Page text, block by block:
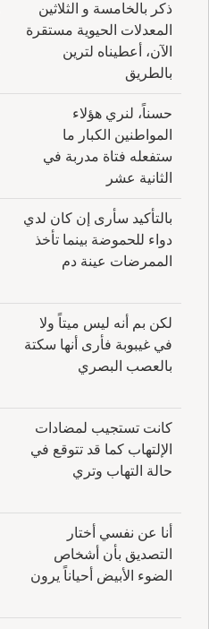
ذكر بالخامسة و الثلاثين
المعدلات الحيوية مستقرة
الآن، أعطيناه لترين
بالطريق
حسناً، لنري هؤلاء
المواطنين الكبار ما
ستفعله فتاة مدربة في
الثانية عشر
بالتأكيد سأرى إن كان لدي
دواء للحموضة بينما تأخذ
الممرضات عينة دم
لكن بم أنه ليس ميتاً ولا
في غيبوبة فأرى أنها سكتة
بالعصب البصري
كانت تستجيب لمضادات
الإلتهاب كما قد تتوقع في
حالة التهاب وتري
أنا عن نفسي أختار
التصديق بأن أشخاص
الضوء الأبيض أحياناً يرون